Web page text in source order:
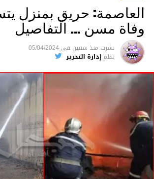
متابعة
قسم الاخبار
العاصمة: حريق بمنزل
وفاة مسن … التفاصيل
نشرت منذ سنتين فى 05/04/2024
بقلم إدارة التحرير